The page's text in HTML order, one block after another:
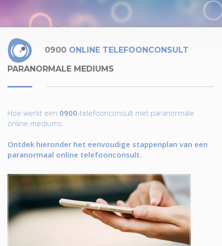
0900 ONLINE TELEFOONCONSULT
PARANORMALE MEDIUMS
Hoe werkt een 0900-telefoonconsult met paranormale
online mediums.
Ontdek hieronder het eenvoudige stappenplan van een
paranormaal online telefoonconsult.